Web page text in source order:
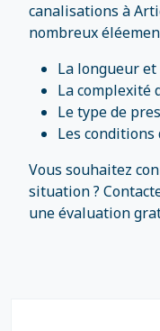
canalisations à
nombreux
La longueur
La complexité
Le type de
Les conditions
Vous souhaitez
situation ?
une évaluation